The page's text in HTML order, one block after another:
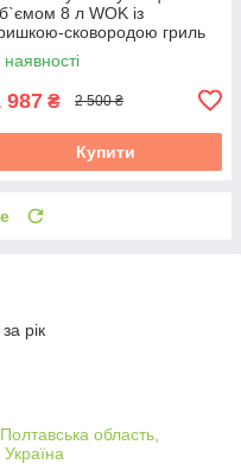
8 л WOK із
сковородою гриль
Майстерня"
наявності
987 ₴ 2 500 ₴
Купити
рік
область,